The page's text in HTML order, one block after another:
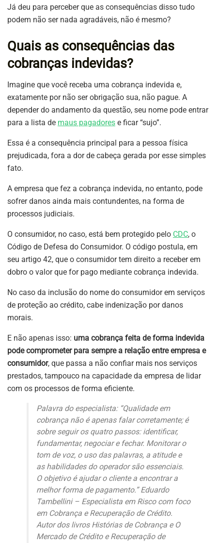
Já deu para perceber que as consequências disso tudo
podem não ser nada agradáveis, não é mesmo?
Quais as consequências das
cobranças indevidas?
Imagine que você receba uma cobrança indevida e,
exatamente por não ser obrigação sua, não pague. A
depender do andamento da questão, seu nome pode entrar
para a lista de maus pagadores e ficar “sujo”.
Essa é a consequência principal para a pessoa física
prejudicada, fora a dor de cabeça gerada por esse simples
fato.
A empresa que fez a cobrança indevida, no entanto, pode
sofrer danos ainda mais contundentes, na forma de
processos judiciais.
O consumidor, no caso, está bem protegido pelo CDC, o
Código de Defesa do Consumidor. O código postula, em
seu artigo 42, que o consumidor tem direito a receber em
dobro o valor que for pago mediante cobrança indevida.
No caso da inclusão do nome do consumidor em serviços
de proteção ao crédito, cabe indenização por danos
morais.
E não apenas isso: uma cobrança feita de forma indevida
pode comprometer para sempre a relação entre empresa e
consumidor, que passa a não confiar mais nos serviços
prestados, tampouco na capacidade da empresa de lidar
com os processos de forma eficiente.
Palavra do especialista: “Qualidade em
cobrança não é apenas falar corretamente; é
sobre seguir os quatro passos: identificar,
fundamentar, negociar e fechar. Monitorar o
tom de voz, o uso das palavras, a atitude e
as habilidades do operador são essenciais.
O objetivo é ajudar o cliente a encontrar a
melhor forma de pagamento.” Eduardo
Tambellini – Especialista em Risco com foco
em Cobrança e Recuperação de Crédito.
Autor dos livros Histórias de Cobrança e O
Mercado de Crédito e Recuperação de